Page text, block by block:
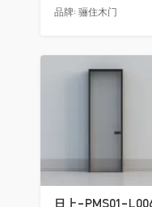
品牌: 骊住木门
收藏